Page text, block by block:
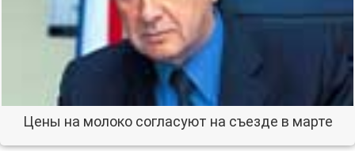
Цены на молоко согласуют на съезде в марте